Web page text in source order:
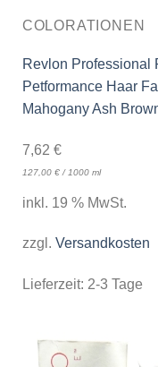
COLORATIONEN
Revlon Professional
Petformance Haar
Mahogany Ash
7,62 €
127,00 €/ 1000 ml
inkl. 19 % MwSt.
zzgl. Versandkosten
Lieferzeit: 2-3 Tage